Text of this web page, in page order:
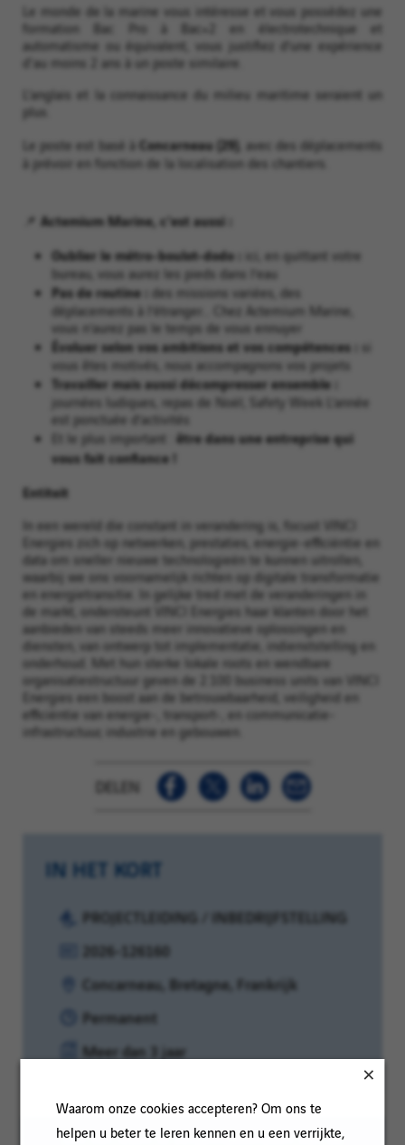
Waarom onze cookies accepteren? Om ons te
helpen u beter te leren kennen en u een verrijkte,
IN HET KORT
Categorie:
PROJECTLEIDING / INBEDRIJFSTELLING
Referentie:
2026-126160
Klantcode:
Locatie:Concarneau, Bretagne, Frankrijk
Contracttype:
Permanent
Ervaringsniveau:
Meer dan 3 jaar
Om het lezen te vergemakkelijken kan de
Le monde de la marine vous intéresse et vous possédez une
formation Bac Pro à Bac+2 en électrotechnique et
automatisme ou équivalent, vous justifiez d’une expérience
d'au moins 2 ans à un poste similaire.
L’anglais et la connaissance du milieu maritime seraient un
plus.
Le poste est basé àConcarneau (29) , avec des déplacements
à prévoir en fonction de la localisation des chantiers.
📌 Actemium Marine, c'est aussi :
Oublier le métro-boulot-dodo :
ici, en quittant votre
bureau, vous aurez les pieds dans l’eau
Pas de routine :
des missions variées, des
déplacements à l’étranger... Chez Actemium Marine,
vous n’aurez pas le temps de vous ennuyer
Évoluer selon vos ambitions et vos compétences :
si
vous êtes motivés, nous accompagnons vos projets
Travailler mais aussi décompresser ensemble :
journées ludiques, repas de Noël, Safety Week L’année
est ponctuée d’activités
Et le plus important : être dans une entreprise qui
vous fait confiance !
Entiteit
In een wereld die constant in verandering is, focust VINCI
Energies zich op netwerken, prestaties, energie-efficiëntie en
data om sneller nieuwe technologieën te kunnen uitrollen,
waarbij we ons voornamelijk richten op digitale transformatie
en energietransitie. In gelijke tred met de veranderingen in
de markt, ondersteunt VINCI Energies haar klanten door het
aanbieden van steeds meer innovatieve oplossingen en
diensten, van ontwerp tot implementatie, indienststelling en
onderhoud. Met hun sterke lokale roots en wendbare
organisatiestructuur geven de 2.100 business units van VINCI
Energies een boost aan de betrouwbaarheid, veiligheid en
efficiëntie van energie-, transport-, en communicatie-
infrastructuur, industrie en gebouwen.
DELEN